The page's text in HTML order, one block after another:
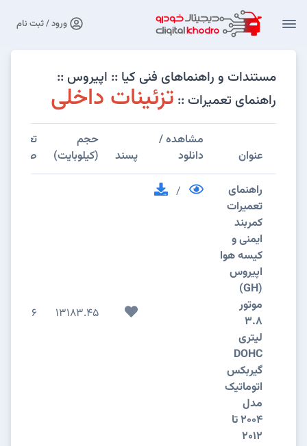
ورود / ثبت نام
مستندات و راهنماهای فنی کیا :: اپیروس ::
راهنمای تعمیرات :: تزئینات داخلی
عنوان
مشاهده /
دانلود
پسند
حجم
(کیلوبایت)
تعداد
صفحات
راهنمای
تعمیرات
کمربند
ایمنی و
کیسه هوا
اپیروس
(GH)
موتور
3.8
لیتری
DOHC
گیربکس
اتوماتیک
مدل
2004 تا
2012
/
13183.45
196